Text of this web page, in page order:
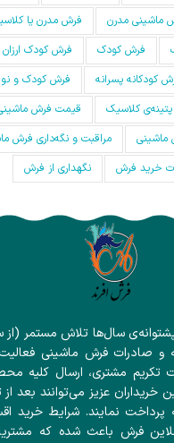
ماشینی مدرن
فرش مدرن یا
فرش کودک
فرش کودک
کودکانه پسرانه
فرش کودک و
کلاسیک
قیمت فرش
ماشینی
مراقبت و نگه‌داری فرش
خرید فرش
نگهداری از فرش
و صادرات فرش ماشینی
تکریم مشتری، ارسال کلیه
خریداران عزیز می‌توانند بعد
پرداخت نمایند. شرایط خرید
فرش باعث شده که